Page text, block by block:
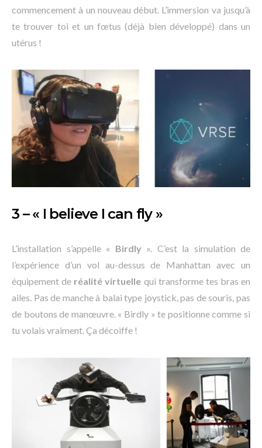
commencement à un nouveau début. L’immersion va jusqu’à
te trouver toi et un fœtus (déjà bien développé) dans un
utérus !
3 – « I believe I can fly »
L’installation s’appelle « Birdly ». C’est la simulation de
l’expérience d’un vol au-dessus de Manhattan avec un
équipement de réalité virtuelle qui transforme tes bras en
ailes. Pas de manche à balai type joystick, pas de souris, pas
de boutons de manœuvre. « Birdly » te positionne comme si
tu volais vraiment. Ça décoiffe !